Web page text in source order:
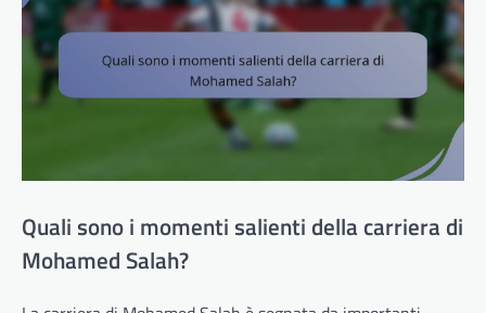
Quali sono i momenti salienti della carriera di
Mohamed Salah?